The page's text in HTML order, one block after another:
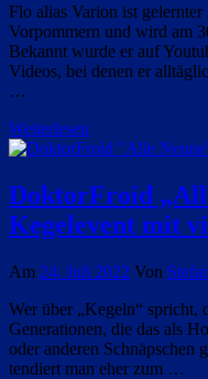
Flo alias Varion ist
Vorpommern und wird am
Bekannt wurde er auf
Videos, bei denen er
…
Weiterlesen
DoktorFroid
Kegelevent mit
Am 24. Juli 2022 Von
Wer über „Kegeln“ spricht,
Generationen, die das als
oder anderen Schnäpschen
tendiert man eher zum …